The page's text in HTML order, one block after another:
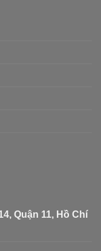
Quận 11, Hồ Chí